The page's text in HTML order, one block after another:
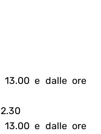
13.00 e dalle ore
13.00 e dalle ore